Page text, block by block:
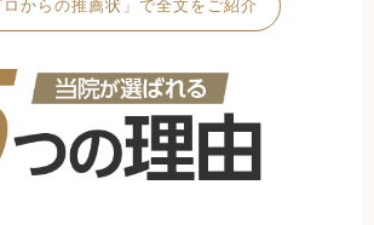
からの推薦状」で全文をご紹介